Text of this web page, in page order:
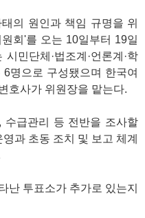
의 원인과 책임 규명을 위
회'를 오는 10일부터 19일
민단체·법조계·언론계·학
명으로 구성됐으며 한국여
호사가 위원장을 맡는다.
수급관리 등 전반을 조사할
과 초동 조치 및 보고 체계
난 투표소가 추가로 있는지